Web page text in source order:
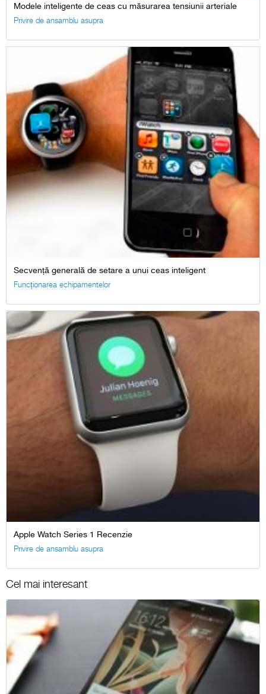
Modele inteligente de ceas cu măsurarea tensiunii arteriale
Privire de ansamblu asupra
Secvență generală de setare a unui ceas inteligent
Funcționarea echipamentelor
Apple Watch Series 1 Recenzie
Privire de ansamblu asupra
Cel mai interesant